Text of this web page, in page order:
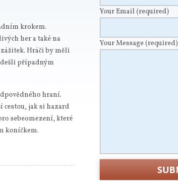
krokem.
her a také na
Hráči by měli
případným
hraní.
cestou, jak si hazard
sebeomezení, které
koníčkem.
Your Email (required)
Your Message (required)